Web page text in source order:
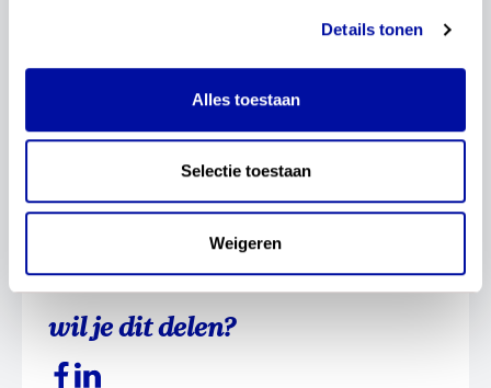
Details tonen
Alles toestaan
Selectie toestaan
Weigeren
raad en AVS. We geven hier een bijdrage over
En er zijn nog diverse (leergebied-specifieke)
congressen, waar onze collega’s een bijdrage
geven. Je vindt alle activiteiten in deagenda op
wil je dit delen?